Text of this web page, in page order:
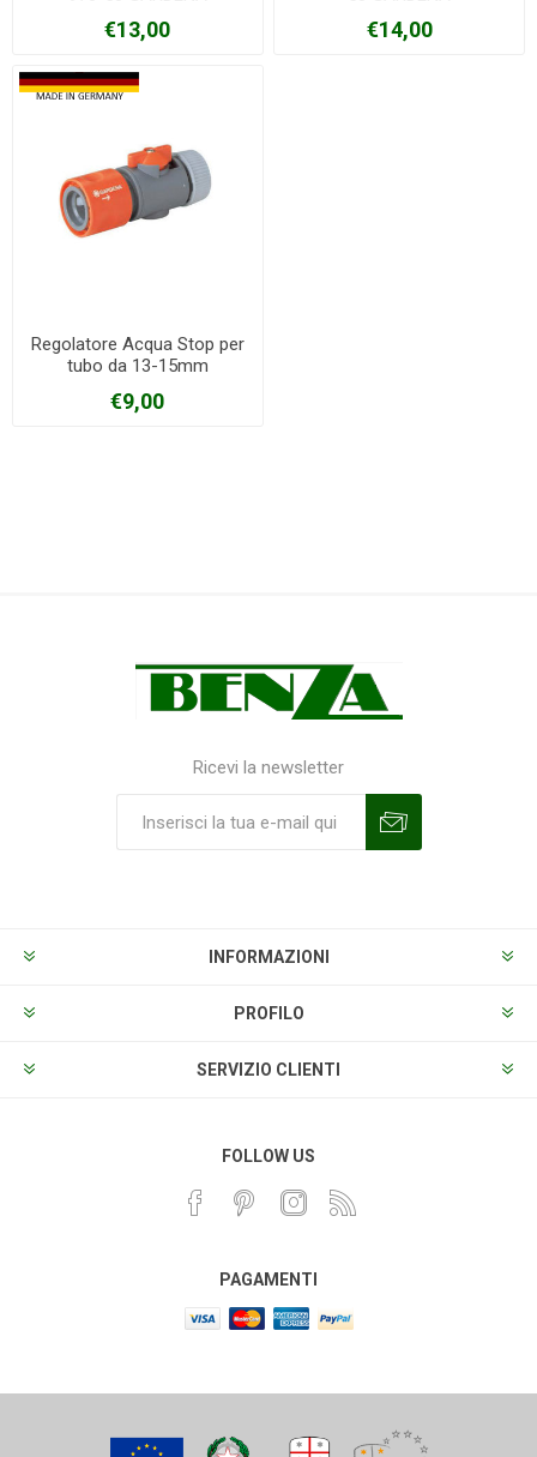
€13,00 €14,00
Regolatore Acqua Stop per
tubo da 13-15mm
€9,00
Ricevi la newsletter
INFORMAZIONI
PROFILO
SERVIZIO CLIENTI
FOLLOW US
PAGAMENTI